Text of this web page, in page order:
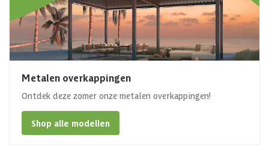
Metalen overkappingen
Ontdek deze zomer onze metalen overkappingen!
Shop alle modellen